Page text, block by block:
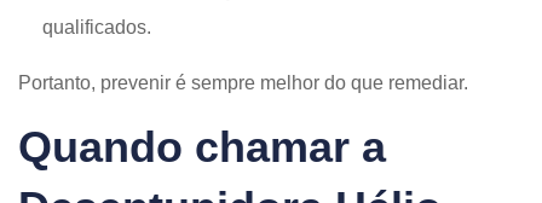
qualificados.
Portanto, prevenir é sempre melhor do que remediar.
Quando chamar a